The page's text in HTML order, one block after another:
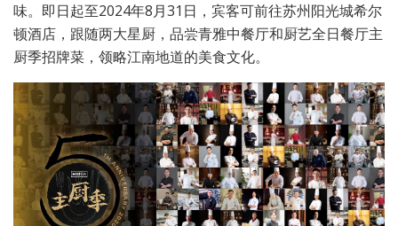
味。即日起至2024年8月31日，宾客可前往苏州阳光城希尔
顿酒店，跟随两大星厨，品尝青雅中餐厅和厨艺全日餐厅主
厨季招牌菜，领略江南地道的美食文化。